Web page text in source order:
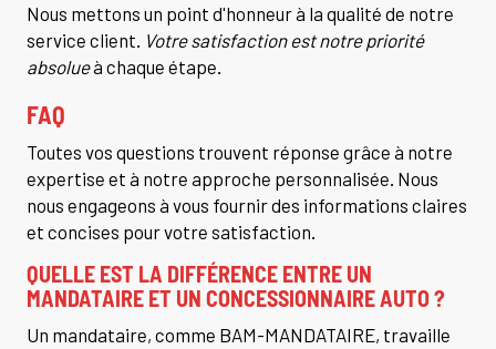
Nous mettons un point d'honneur à la qualité de notre
service client. Votre satisfaction est notre priorité
absolueà chaque étape.
FAQ
Toutes vos questions trouvent réponse grâce à notre
expertise et à notre approche personnalisée. Nous
nous engageons à vous fournir des informations claires
et concises pour votre satisfaction.
QUELLE EST LA DIFFÉRENCE ENTRE UN
MANDATAIRE ET UN CONCESSIONNAIRE AUTO ?
Un mandataire, comme BAM-MANDATAIRE, travaille